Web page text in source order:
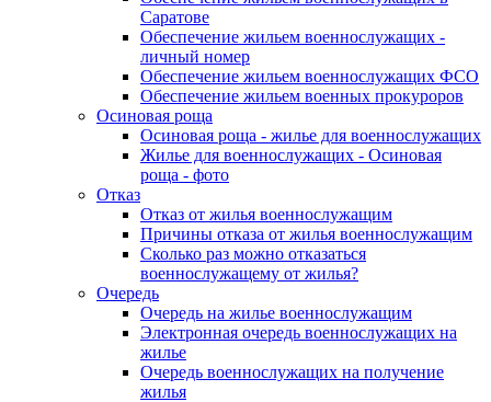
Саратове
Обеспечение жильем военнослужащих -
личный номер
Обеспечение жильем военнослужащих ФСО
Обеспечение жильем военных прокуроров
Осиновая роща
Осиновая роща - жилье для военнослужащих
Жилье для военнослужащих - Осиновая
роща - фото
Отказ
Отказ от жилья военнослужащим
Причины отказа от жилья военнослужащим
Сколько раз можно отказаться
военнослужащему от жилья?
Очередь
Очередь на жилье военнослужащим
Электронная очередь военнослужащих на
жилье
Очередь военнослужащих на получение
жилья